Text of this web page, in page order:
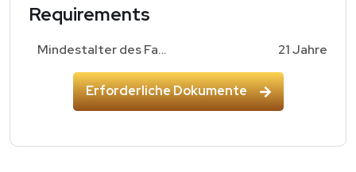
Requirements
Mindestalter des Fahrers 21 Jahre
Erforderliche Dokumente